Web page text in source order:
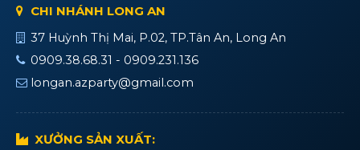
CHI NHÁNH LONG AN
37 Huỳnh Thị Mai, P.02, TP.Tân An, Long An
0909.38.68.31 - 0909.231.136
longan.azparty@gmail.com
XƯỞNG SẢN XUẤT: